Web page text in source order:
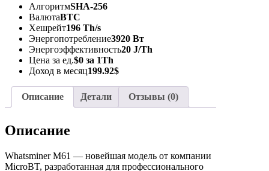
АлгоритмSHA-256
ВалютаBTC
Хешрейт196 Th/s
Энергопотребление3920 Вт
Энергоэффективность20 J/Th
Цена за ед.$0 за 1Th
Доход в месяц199.92$
Описание Детали Отзывы (0)
Описание
Whatsminer M61 — новейшая модель от компании
MicroBT, разработанная для профессионального